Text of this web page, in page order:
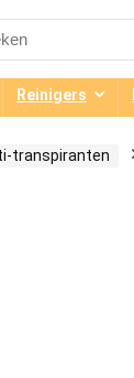
Reinigers
transpiranten